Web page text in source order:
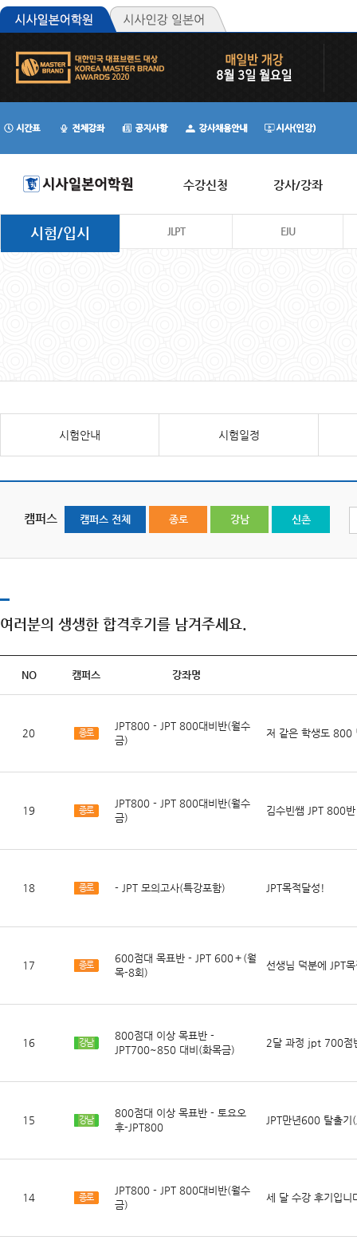
수강신청 강사/강좌
시험/입시 JLPT EJU
시험안내 시험일정
캠퍼스 캠퍼스 전체 종로 강남 신촌
여러분의 생생한 합격후기를 남겨주세요.
NO 캠퍼스 강좌명
20 종로
JPT800 - JPT 800대비반(월수
금)
저 같은 학생도 800
19 종로
JPT800 - JPT 800대비반(월수
금)
김수빈쌤 JPT 800
18 종로 - JPT 모의고사(특강포함) JPT목적달성!
17 종로
600점대 목표반 - JPT 600＋(월
목-8회)
선생님 덕분에 JPT
16 강남
800점대 이상 목표반 -
JPT700~850 대비(화목금)
2달 과정 jpt 700점
15 강남
800점대 이상 목표반 - 토요오
후-JPT800
JPT만년600 탈출기
14 종로
JPT800 - JPT 800대비반(월수
금)
세 달 수강 후기입니